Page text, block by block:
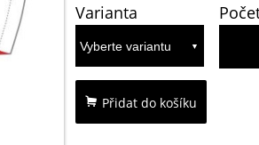
Varianta
Přidat do košíku